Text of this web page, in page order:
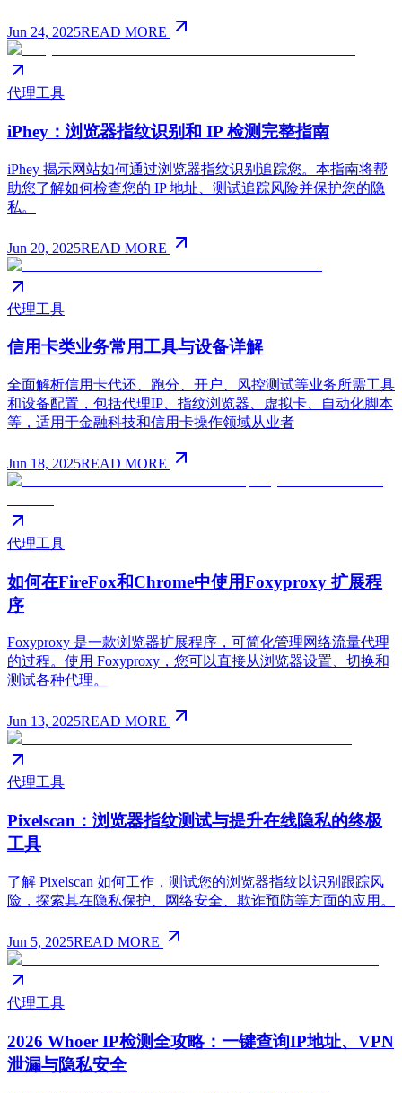
Jun 24, 2025READ MORE
代理工具
iPhey：浏览器指纹识别和 IP 检测完整指南
iPhey 揭示网站如何通过浏览器指纹识别追踪您。本指南将帮
助您了解如何检查您的 IP 地址、测试追踪风险并保护您的隐
私。
Jun 20, 2025READ MORE
代理工具
信用卡类业务常用工具与设备详解
全面解析信用卡代还、跑分、开户、风控测试等业务所需工具
和设备配置，包括代理IP、指纹浏览器、虚拟卡、自动化脚本
等，适用于金融科技和信用卡操作领域从业者
Jun 18, 2025READ MORE
代理工具
如何在FireFox和Chrome中使用Foxyproxy 扩展程
序
Foxyproxy 是一款浏览器扩展程序，可简化管理网络流量代理
的过程。使用 Foxyproxy，您可以直接从浏览器设置、切换和
测试各种代理。
Jun 13, 2025READ MORE
代理工具
Pixelscan：浏览器指纹测试与提升在线隐私的终极
工具
了解 Pixelscan 如何工作，测试您的浏览器指纹以识别跟踪风
险，探索其在隐私保护、网络安全、欺诈预防等方面的应用。
Jun 5, 2025READ MORE
代理工具
2026 Whoer IP检测全攻略：一键查询IP地址、VPN
泄漏与隐私安全